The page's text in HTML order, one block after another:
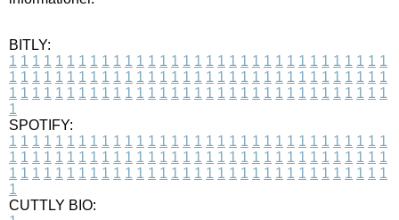
BITLY:
1 1 1 1 1 1 1 1 1 1 1 1 1 1 1 1 1 1 1 1 1 1 1 1 1 1 1 1 1 1 1 1 1
1 1 1 1 1 1 1 1 1 1 1 1 1 1 1 1 1 1 1 1 1 1 1 1 1 1 1 1 1 1 1 1 1
1 1 1 1 1 1 1 1 1 1 1 1 1 1 1 1 1 1 1 1 1 1 1 1 1 1 1 1 1 1 1 1 1
1
SPOTIFY:
1 1 1 1 1 1 1 1 1 1 1 1 1 1 1 1 1 1 1 1 1 1 1 1 1 1 1 1 1 1 1 1 1
1 1 1 1 1 1 1 1 1 1 1 1 1 1 1 1 1 1 1 1 1 1 1 1 1 1 1 1 1 1 1 1 1
1 1 1 1 1 1 1 1 1 1 1 1 1 1 1 1 1 1 1 1 1 1 1 1 1 1 1 1 1 1 1 1 1
1
CUTTLY BIO: